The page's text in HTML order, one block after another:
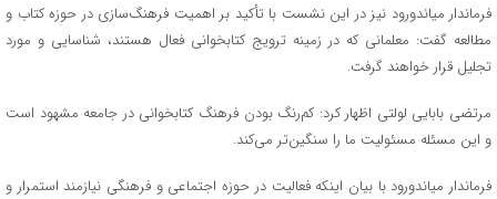
فرماندار میاندورود نیز در این نشست با تأکید بر اهمیت فرهنگ‌سازی در حوزه کتاب و
مطالعه گفت: معلمانی که در زمینه ترویج کتابخوانی فعال هستند، شناسایی و مورد
تجلیل قرار خواهند گرفت.
مرتضی بابایی لولتی اظهار کرد: کم‌رنگ بودن فرهنگ کتابخوانی در جامعه مشهود است
و این مسئله مسئولیت ما را سنگین‌تر می‌کند.
فرماندار میاندورود با بیان اینکه فعالیت در حوزه اجتماعی و فرهنگی نیازمند استمرار و